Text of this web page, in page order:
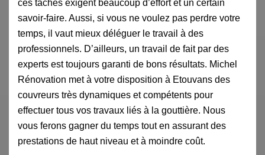
ces tâches exigent beaucoup d’effort et un certain
savoir-faire. Aussi, si vous ne voulez pas perdre votre
temps, il vaut mieux déléguer le travail à des
professionnels. D’ailleurs, un travail de fait par des
experts est toujours garanti de bons résultats. Michel
Rénovation met à votre disposition à Etouvans des
couvreurs très dynamiques et compétents pour
effectuer tous vos travaux liés à la gouttière. Nous
vous ferons gagner du temps tout en assurant des
prestations de haut niveau et à moindre coût.